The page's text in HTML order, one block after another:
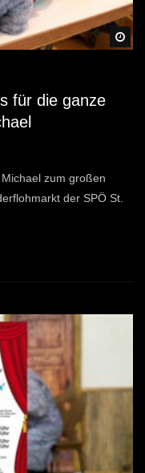
für die ganze
zum großen
der SPÖ St.